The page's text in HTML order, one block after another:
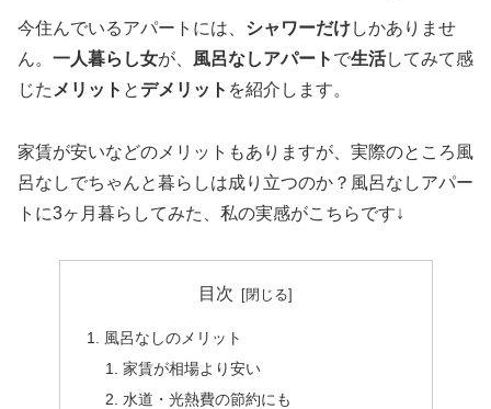
今住んでいるアパートには、 シャワーだけしかありませ
ん。 一人暮らし女が、 風呂なしアパート で生活してみて感
じた メリット と デメリット を紹介します。
家賃が安いなどのメリットもありますが、実際のところ風
呂なしでちゃんと暮らしは成り立つのか？風呂なしアパー
トに3ヶ月暮らしてみた、私の実感がこちらです↓
目次
風呂なしのメリット
家賃が相場より安い
水道・光熱費の節約にも